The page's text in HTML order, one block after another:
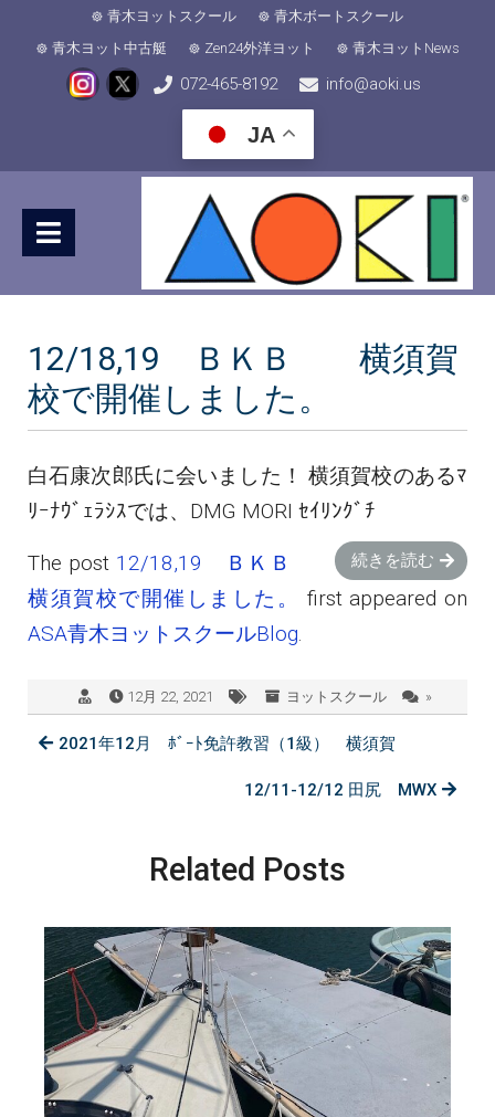
青木ヨットスクール
青木ボートスクール
青木ヨット中古艇
Zen24外洋ヨット 青木ヨットNews
072-465-8192 info@aoki.us
JA
12/18,19 ＢＫＢ 横須賀
校で開催しました。
白石康次郎氏に会いました！ 横須賀校のあるﾏ
ﾘｰﾅｳﾞｪﾗｼｽでは、DMG MORI ｾｲﾘﾝｸﾞﾁ
続きを読む
The post 12/18,19 ＢＫＢ
横須賀校で開催しました。
first appeared on
ASA青木ヨットスクールBlog.
12月 22, 2021 ヨットスクール »
2021年12月 ﾎﾞｰﾄ免許教習（1級） 横須賀
12/11-12/12 田尻 MWX
Related Posts